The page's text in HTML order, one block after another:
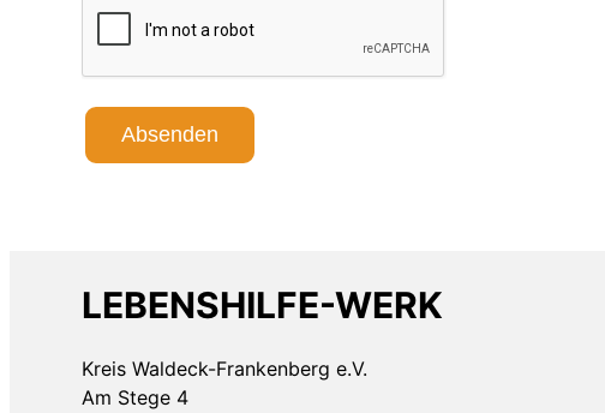
Absenden
LEBENSHILFE-WERK
Kreis Waldeck-Frankenberg e.V.
Am Stege 4